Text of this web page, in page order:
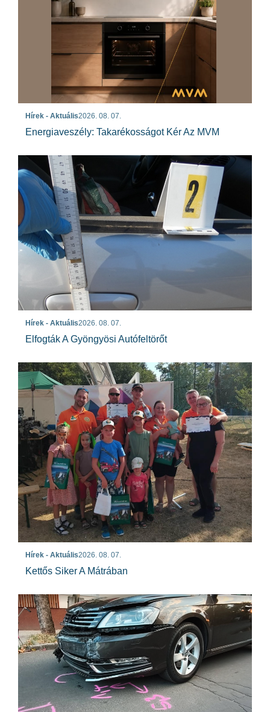
Hírek - Aktuális2026. 08. 07.
Energiaveszély: Takarékosságot Kér Az MVM
Hírek - Aktuális2026. 08. 07.
Elfogták A Gyöngyösi Autófeltörőt
Hírek - Aktuális2026. 08. 07.
Kettős Siker A Mátrában